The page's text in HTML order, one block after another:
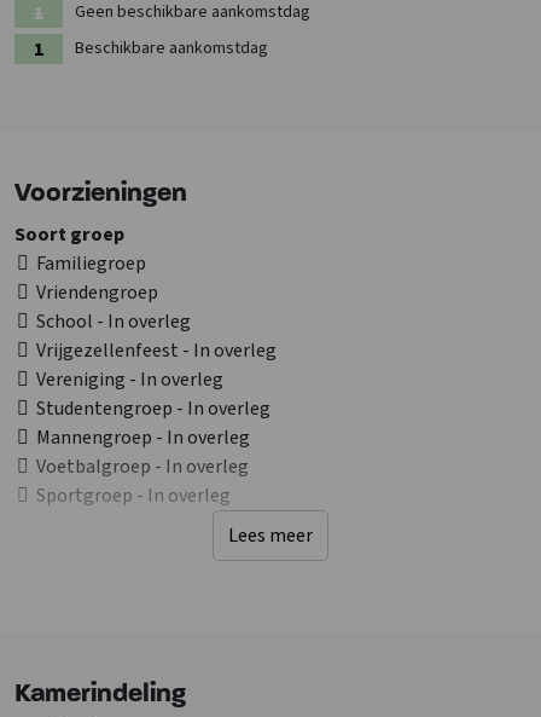
Geen beschikbare aankomstdag
Beschikbare aankomstdag
Voorzieningen
Ligging accommodatie
Bosrijke omgeving
Soort groep
Familiegroep
Vriendengroep
School - In overleg
Vrijgezellenfeest - In overleg
Vereniging - In overleg
Studentengroep - In overleg
Mannengroep - In overleg
Voetbalgroep - In overleg
Sportgroep - In overleg
Lees meer
Kamerindeling